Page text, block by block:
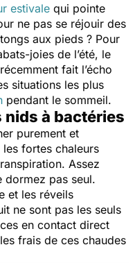
estivale qui pointe
ne pas se réjouir des
aux pieds ? Pour
joies de l’été, le
récemment fait l’écho
situations les plus
pendant le sommeil.
nids à bactéries
purement et
les fortes chaleurs
Assez
dormez pas seul.
et les réveils
ne sont pas les seuls
en contact direct
frais de ces chaudes